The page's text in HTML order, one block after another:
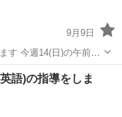
9月9日
前中
学習サポートをする試
議室
語)の指導をしま